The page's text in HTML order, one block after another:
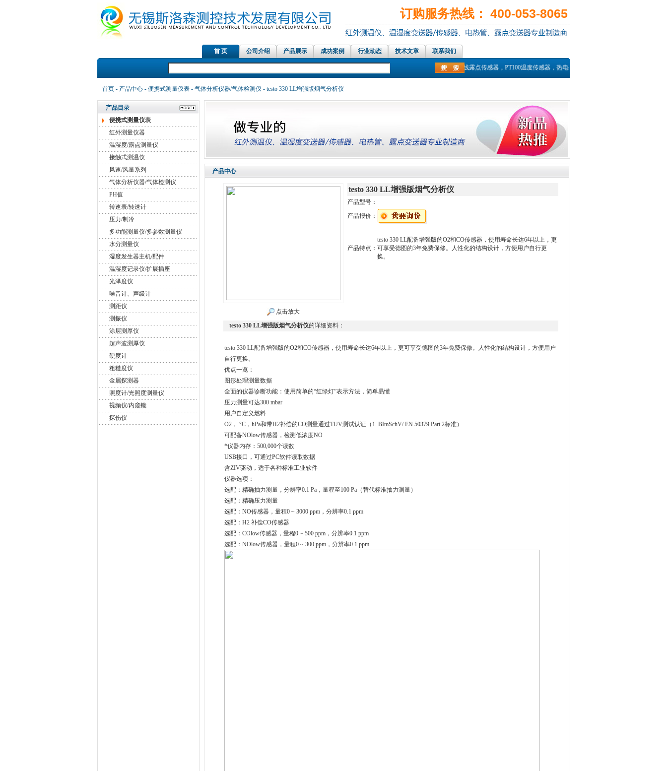
订购服务热线： 400-053-8065
首 页 公司介绍 产品展示 成功案例 行业动态 技术文章 联系我们
红外测温仪传感器，在线红外测温仪、铝材测温仪，温湿度记录仪，露点测量仪，在线露点传感器，PT100温度传感器，热电偶探头，高温湿度传感器，高温温
首页- 产品中心- 便携式测量仪表- 气体分析仪器/气体检测仪 - testo 330 LL增强版烟气分析仪
产品目录
便携式测量仪表
红外测量仪器
温湿度/露点测量仪
接触式测温仪
风速/风量系列
气体分析仪器/气体检测仪
PH值
转速表/转速计
压力/制冷
多功能测量仪/多参数测量仪
水分测量仪
湿度发生器主机/配件
温湿度记录仪/扩展插座
光泽度仪
噪音计、声级计
测距仪
测振仪
涂层测厚仪
超声波测厚仪
硬度计
粗糙度仪
金属探测器
照度计/光照度测量仪
视频仪/内窥镜
探伤仪
产品中心
点击放大
testo 330 LL增强版烟气分析仪
产品型号：
产品报价：
产品特点：
testo 330 LL配备增强版的O2和CO传感器，使用寿命长达6年以上，更
可享受德图的3年免费保修。人性化的结构设计，方便用户自行更
换。
testo 330 LL增强版烟气分析仪的详细资料：
testo 330 LL配备增强版的O2和CO传感器，使用寿命长达6年以上，更可享受德图的3年免费保修。人性化的结构设计，方便用户
自行更换。
优点一览：
图形处理测量数据
全面的仪器诊断功能：使用简单的“红绿灯”表示方法，简单易懂
压力测量可达300 mbar
用户自定义燃料
O2， °C，hPa和带H2补偿的CO测量通过TUV测试认证（1. BImSchV/ EN 50379 Part 2标准）
可配备NOlow传感器，检测低浓度NO
*仪器内存：500,000个读数
USB接口，可通过PC软件读取数据
含ZIV驱动，适于各种标准工业软件
仪器选项：
选配：精确抽力测量，分辨率0.1 Pa，量程至100 Pa（替代标准抽力测量）
选配：精确压力测量
选配：NO传感器，量程0 ~ 3000 ppm，分辨率0.1 ppm
选配：H2 补偿CO传感器
选配：COlow传感器，量程0 ~ 500 ppm，分辨率0.1 ppm
选配：NOlow传感器，量程0 ~ 300 ppm，分辨率0.1 ppm